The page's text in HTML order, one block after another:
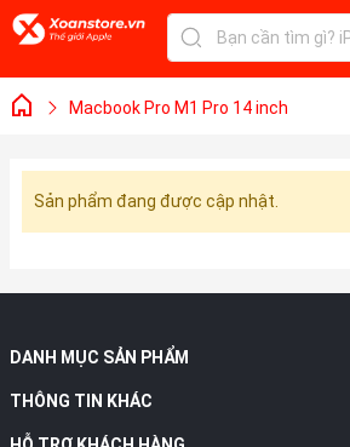
Macbook Pro M1 Pro 14 inch
Sản phẩm đang được cập nhật.
DANH MỤC SẢN PHẨM
THÔNG TIN KHÁC